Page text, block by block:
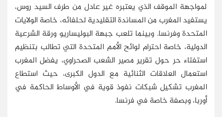
لمواجهة الموقف الذي يعتبره غير عادل من طرف السيد روس،
يستفيد المغرب من المساندة التقليدية لحلفائه، خاصة الولايات
المتحدة وفرنسا. وبينما تلعب جبهة البوليساريو ورقة الشرعية
الدولية، خاصة احترام لوائح الأمم المتحدة التي تطالب بتنظيم
استفتاء حر حول تقرير مصير الشعب الصحراوي، يفضل المغرب
استعمال العلاقات الثنائية مع الدول الكبرى، حيث استطاع
المغرب تشكيل شبكات نفوذ قوية في الأوساط الحاكمة في
أوربا، وبصفة خاصة في فرنسا.